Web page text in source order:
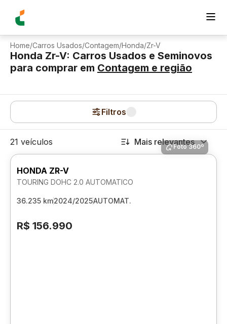
Home/Carros Usados/Contagem/Honda/Zr-V
Honda Zr-V: Carros Usados e Seminovos
para comprar em Contagem e região
Filtros
21 veículos Mais relevantes
Foto 360º
HONDA ZR-V
TOURING DOHC 2.0 AUTOMATICO
36.235 km2024/2025AUTOMAT.
R$ 156.990